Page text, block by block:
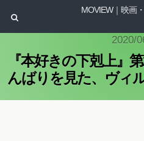
MOVIEW｜映画
2020/
『本好きの下剋上』
んばりを見た、ヴィ